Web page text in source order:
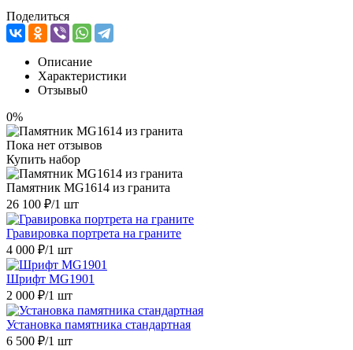
Поделиться
Описание
Характеристики
Отзывы0
0%
Пока нет отзывов
Купить набор
Памятник MG1614 из гранита
26 100 ₽/1 шт
Гравировка портрета на граните
4 000 ₽/1 шт
Шрифт MG1901
2 000 ₽/1 шт
Установка памятника стандартная
6 500 ₽/1 шт